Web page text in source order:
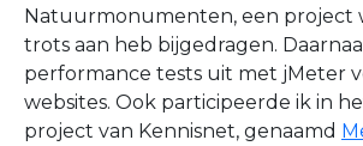
Natuurmonumenten, een project
trots aan heb bijgedragen.
performance tests uit met jMeter
websites. Ook participeerde ik in
project van Kennisnet, genaamd